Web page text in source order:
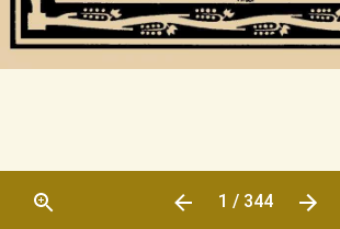
1 / 344